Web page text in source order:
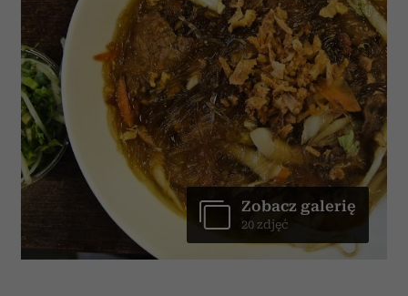
Zobacz galerię
20 zdjęć